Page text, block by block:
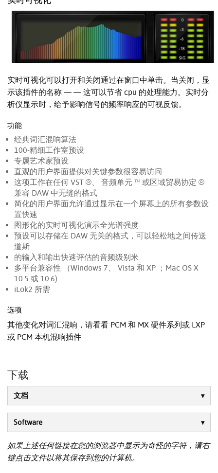
实时可视化可以打开和关闭通过在窗口中单击。当关闭，显
示该插件的名称 — — 这可以节省 cpu 的处理能力。实时分
析仪显示时，给予影响信号的频率响应的可视反馈。
功能
经典词汇混响算法
100-精细工作室预设
专属艺术家预设
直观的用户界面提供对关键参数很容易访问
这项工作在任何 VST ®、 音频单元 ™ 或区域贸易协定 ®
兼容 DAW 中无缝的格式
简化的用户界面允许通过显示在一个屏幕上的所有参数设
置快速
图形化的实时可视化演示全光谱强度
预设可以存储在 DAW 无关的格式，可以轻松地之间传送
道斯
的输入和输出快速评估的音频级别米
多平台兼容性 （Windows 7、 Vista 和 XP ；Mac OS X
10.5 或 10.6)
iLok2 所需
选项
其他变化对词汇混响，请看看 PCM 和 MX 硬件系列或 LXP
或 PCM 本机混响插件
下载
文档
Software
如果上述任何链接在您的浏览器中显示为奇怪的字符，请右
键点击文件以将其保存到您的计算机。